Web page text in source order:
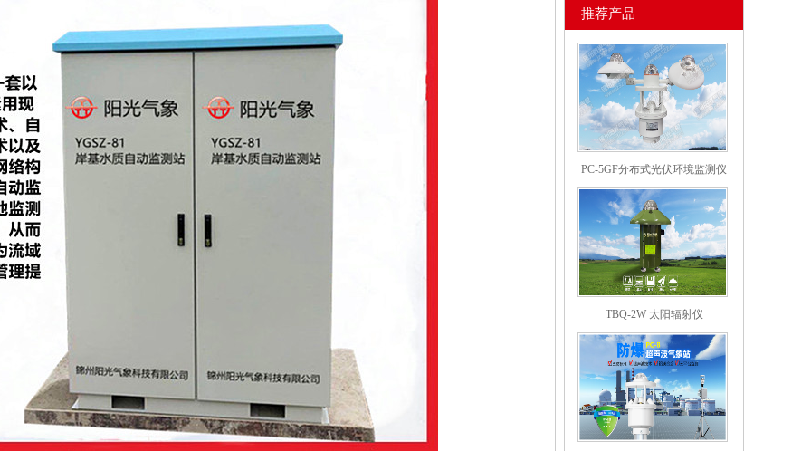
推荐产品
PC-5GF分布式光伏环境监测仪
TBQ-2W 太阳辐射仪